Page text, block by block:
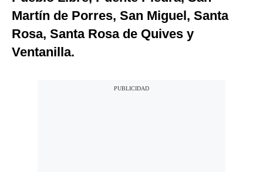
Martín de Porres, San Miguel, Santa
Rosa, Santa Rosa de Quives y
Ventanilla.